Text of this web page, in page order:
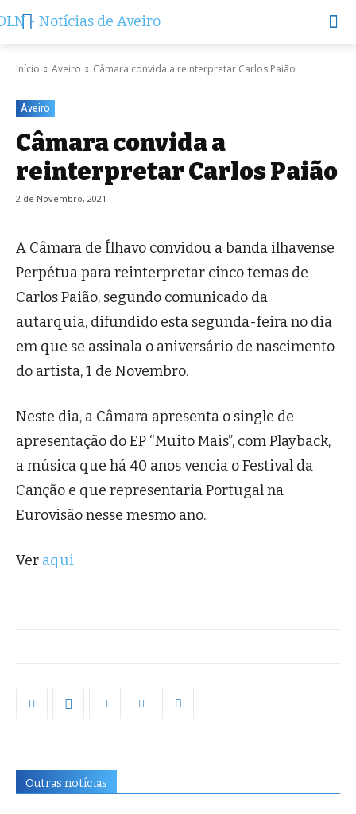
Início Aveiro Câmara convida a reinterpretar Carlos Paião
Aveiro
Câmara convida a
reinterpretar Carlos Paião
2 de Novembro, 2021
A Câmara de Ílhavo convidou a banda ilhavense
Perpétua para reinterpretar cinco temas de
Carlos Paião, segundo comunicado da
autarquia, difundido esta segunda-feira no dia
em que se assinala o aniversário de nascimento
do artista, 1 de Novembro.
Neste dia, a Câmara apresenta o single de
apresentação do EP “Muito Mais”, com Playback,
a música que há 40 anos vencia o Festival da
Canção e que representaria Portugal na
Eurovisão nesse mesmo ano.
Ver aqui
Outras notícias